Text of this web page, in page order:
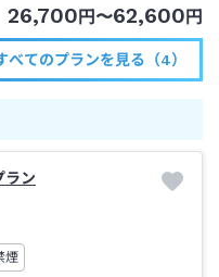
26,700円〜62,600円
べてのプランを見る（4）
ン
煙